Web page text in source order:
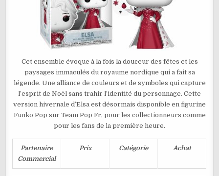
Cet ensemble évoque à la fois la douceur des fêtes et les
paysages immaculés du royaume nordique qui a fait sa
légende. Une alliance de couleurs et de symboles qui capture
l’esprit de Noël sans trahir l’identité du personnage. Cette
version hivernale d’Elsa est désormais disponible en figurine
Funko Pop sur Team Pop Fr, pour les collectionneurs comme
pour les fans de la première heure.
Partenaire
Commercial
Prix Catégorie Achat